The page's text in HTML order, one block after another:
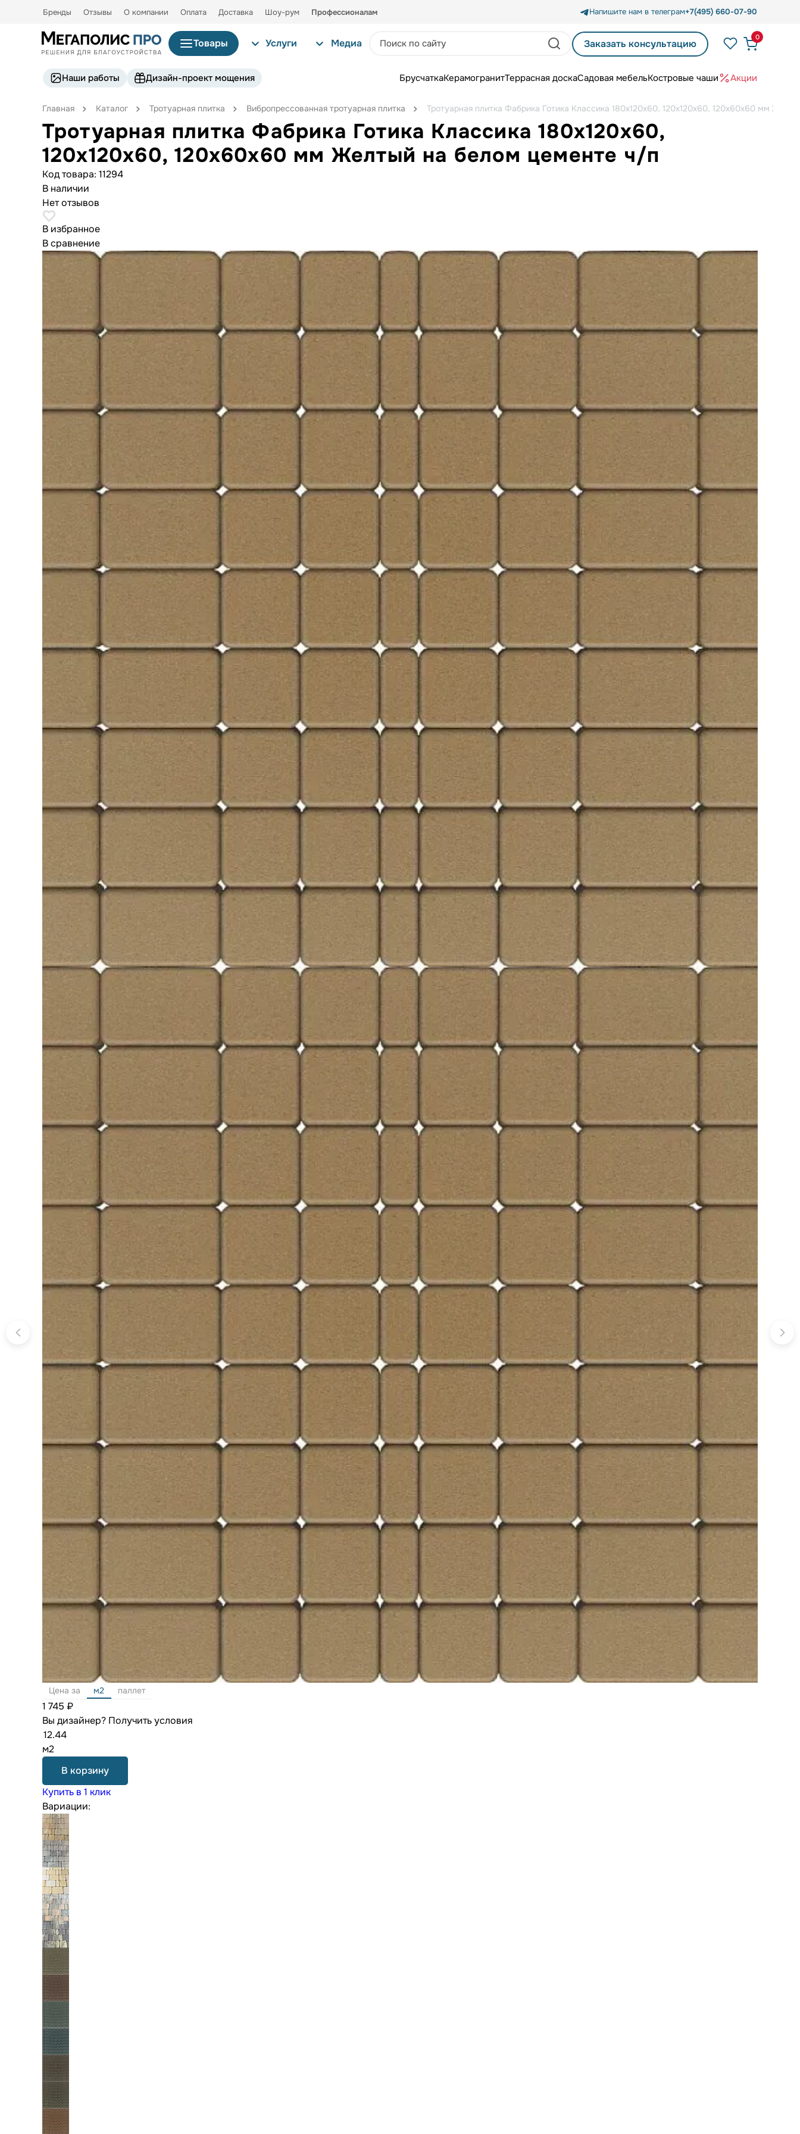
Бренды Отзывы О компании Оплата Доставка Шоу-рум Профессионалам Напишите нам в телеграм+7(495) 660-07-90
Товары Услуги Медиа Заказать консультацию
0
Наши работы Дизайн-проект мощения БрусчаткаКерамогранитТеррасная доскаСадовая мебельКостровые чаши Акции
Главная Каталог Тротуарная плитка Вибропрессованная тротуарная плитка Тротуарная плитка Фабрика Готика Классика 180х120х60, 120х120х60, 120х60х60 мм
Тротуарная плитка Фабрика Готика Классика 180х120х60,
120х120х60, 120х60х60 мм Желтый на белом цементе ч/п
Код товара: 11294
В наличии
Нет отзывов
В избранное
В сравнение
Цена за м2 паллет
1 745 ₽
Вы дизайнер? Получить условия
м2
В корзину
Купить в 1 клик
Вариации: